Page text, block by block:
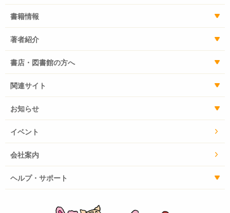
書籍情報
著者紹介
書店・図書館の方へ
関連サイト
お知らせ
イベント
会社案内
ヘルプ・サポート